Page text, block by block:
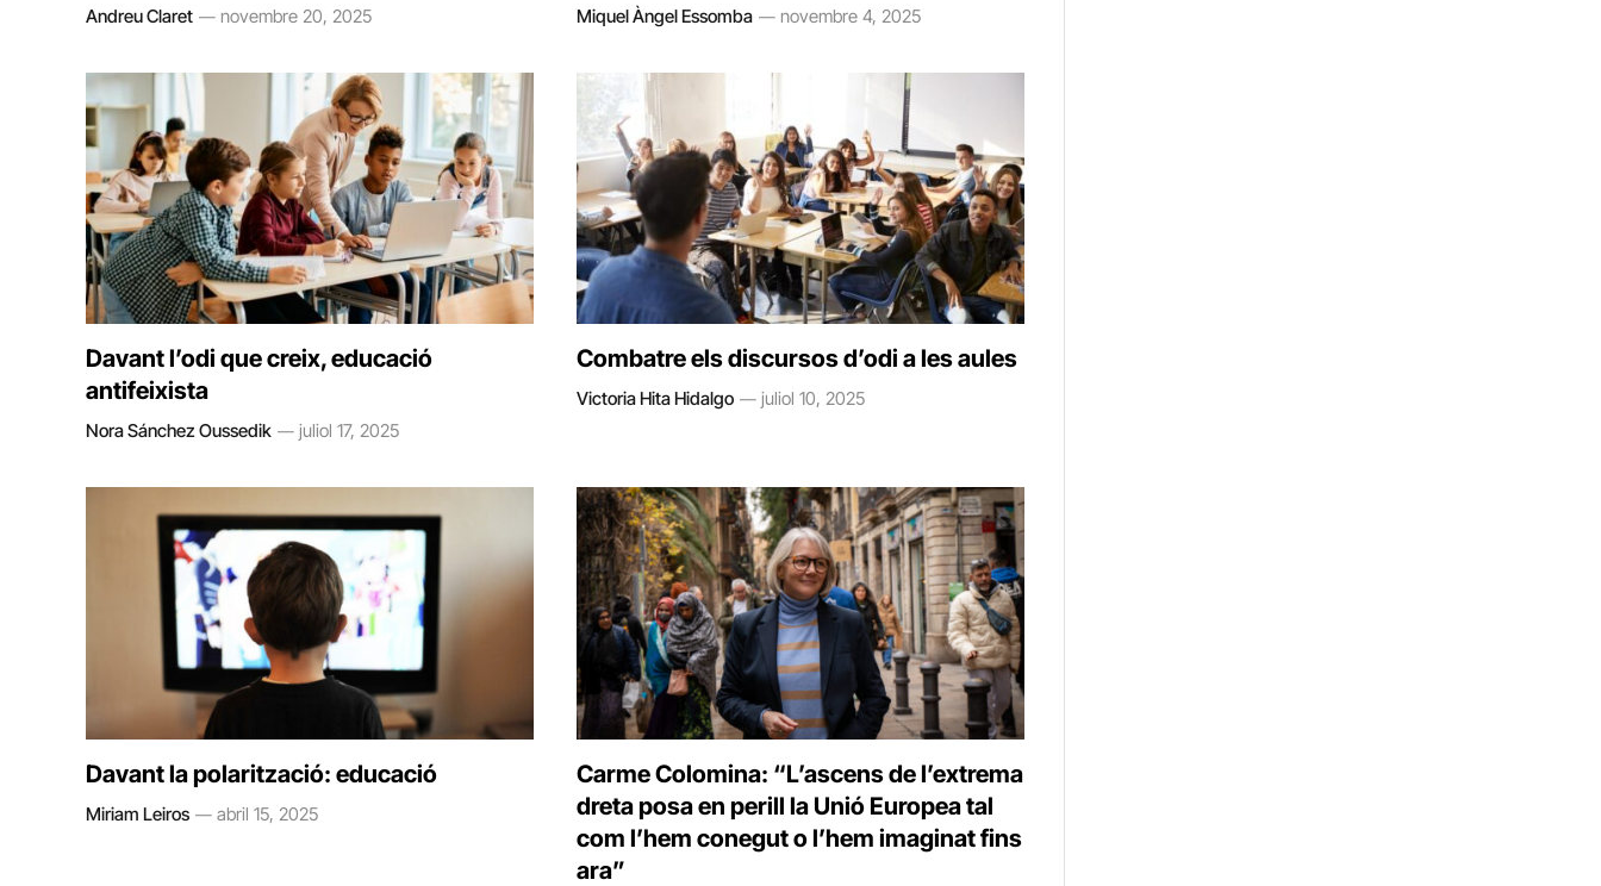
Andreu Claret novembre 20, 2025 Miquel Àngel Essomba novembre 4, 2025
Davant l’odi que creix, educació
antifeixista
Nora Sánchez Oussedik juliol 17, 2025
Combatre els discursos d’odi a les aules
Victoria Hita Hidalgo juliol 10, 2025
Davant la polarització: educació
Miriam Leiros abril 15, 2025
Carme Colomina: “L’ascens de l’extrema
dreta posa en perill la Unió Europea tal
com l’hem conegut o l’hem imaginat fins
ara”